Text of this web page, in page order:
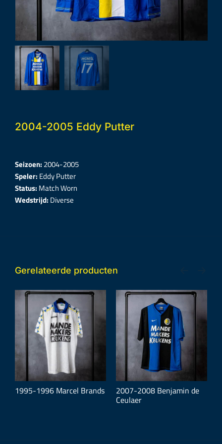
2004-2005 Eddy Putter
Seizoen: 2004-2005
Speler: Eddy Putter
Status: Match Worn
Wedstrijd: Diverse
Gerelateerde producten
1995-1996 Marcel Brands 2007-2008 Benjamin de
Ceulaer